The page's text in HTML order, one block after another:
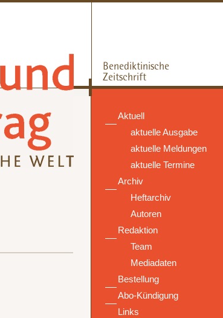
Aktuell
aktuelle Ausgabe
aktuelle Meldungen
aktuelle Termine
Archiv
Heftarchiv
Autoren
Redaktion
Team
Mediadaten
Bestellung
Abo-Kündigung
Links